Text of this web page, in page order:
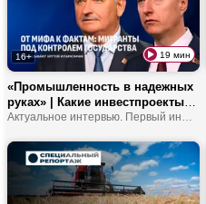
16+ 19 мин
«Промышленность в надежных
руках» | Какие инвестпроекты
нужны нам за рубежом? | Как
мигранты?